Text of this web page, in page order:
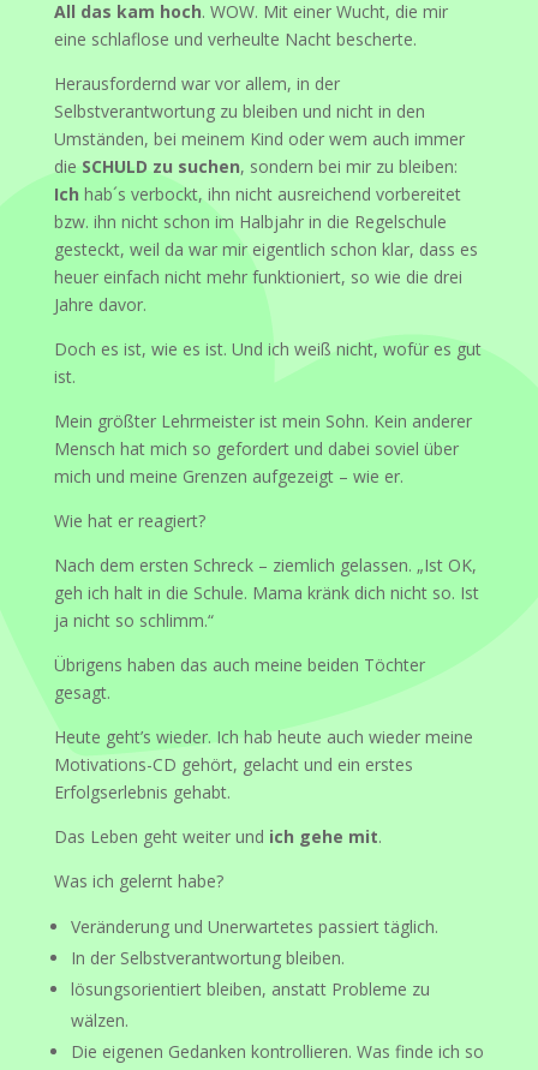
All das kam hoch. WOW. Mit einer Wucht, die mir
eine schlaflose und verheulte Nacht bescherte.
Herausfordernd war vor allem, in der
Selbstverantwortung zu bleiben und nicht in den
Umständen, bei meinem Kind oder wem auch immer
die SCHULD zu suchen, sondern bei mir zu bleiben:
Ich hab´s verbockt, ihn nicht ausreichend vorbereitet
bzw. ihn nicht schon im Halbjahr in die Regelschule
gesteckt, weil da war mir eigentlich schon klar, dass es
heuer einfach nicht mehr funktioniert, so wie die drei
Jahre davor.
Doch es ist, wie es ist. Und ich weiß nicht, wofür es gut
ist.
Mein größter Lehrmeister ist mein Sohn. Kein anderer
Mensch hat mich so gefordert und dabei soviel über
mich und meine Grenzen aufgezeigt – wie er.
Wie hat er reagiert?
Nach dem ersten Schreck – ziemlich gelassen. „Ist OK,
geh ich halt in die Schule. Mama kränk dich nicht so. Ist
ja nicht so schlimm.“
Übrigens haben das auch meine beiden Töchter
gesagt.
Heute geht’s wieder. Ich hab heute auch wieder meine
Motivations-CD gehört, gelacht und ein erstes
Erfolgserlebnis gehabt.
Das Leben geht weiter und ich gehe mit.
Was ich gelernt habe?
Veränderung und Unerwartetes passiert täglich.
In der Selbstverantwortung bleiben.
lösungsorientiert bleiben, anstatt Probleme zu
wälzen.
Die eigenen Gedanken kontrollieren. Was finde ich so